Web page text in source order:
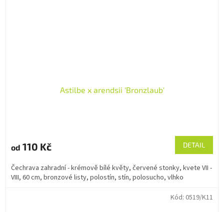
Astilbe x arendsii 'Bronzlaub'
od 110 Kč DETAIL
Čechrava zahradní - krémově bílé květy, červené stonky, kvete VII -
VIII, 60 cm, bronzové listy, polostín, stín, polosucho, vlhko
Kód: 0519/K11